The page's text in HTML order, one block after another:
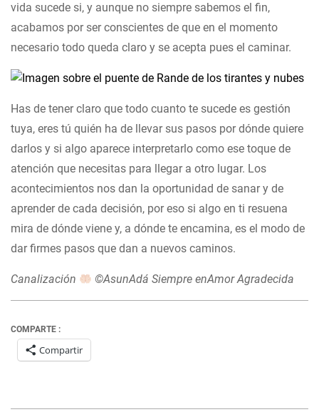
vida sucede si, y aunque no siempre sabemos el fin,
acabamos por ser conscientes de que en el momento
necesario todo queda claro y se acepta pues el caminar.
Has de tener claro que todo cuanto te sucede es gestión
tuya, eres tú quién ha de llevar sus pasos por dónde quiere
darlos y si algo aparece interpretarlo como ese toque de
atención que necesitas para llegar a otro lugar. Los
acontecimientos nos dan la oportunidad de sanar y de
aprender de cada decisión, por eso si algo en ti resuena
mira de dónde viene y, a dónde te encamina, es el modo de
dar firmes pasos que dan a nuevos caminos.
Canalización ©AsunAdá Siempre enAmor Agradecida
COMPARTE :
Compartir